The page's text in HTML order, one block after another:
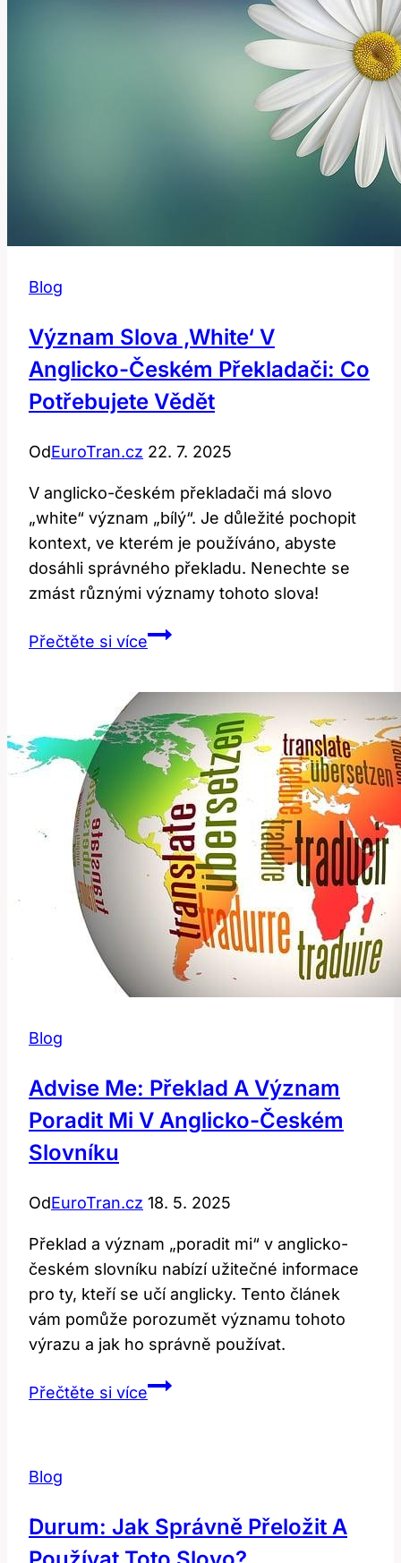
Blog
Význam Slova ‚White‘ V
Anglicko-Českém Překladači: Co
Potřebujete Vědět
OdEuroTran.cz 22. 7. 2025
V anglicko-českém překladači má slovo
„white“ význam „bílý“. Je důležité pochopit
kontext, ve kterém je používáno, abyste
dosáhli správného překladu. Nenechte se
zmást různými významy tohoto slova!
Přečtěte si víceVýznam
Anglicko-
Českém
Překladači:
Co
Potřebujete
Vědět
Blog
Advise Me: Překlad A Význam
Poradit Mi V Anglicko-Českém
Slovníku
OdEuroTran.cz 18. 5. 2025
Překlad a význam „poradit mi“ v anglicko-
českém slovníku nabízí užitečné informace
pro ty, kteří se učí anglicky. Tento článek
vám pomůže porozumět významu tohoto
výrazu a jak ho správně používat.
Přečtěte si víceAdvise
mi
Blog
Durum: Jak Správně Přeložit A